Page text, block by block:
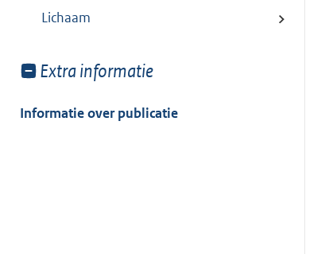
van:
Lichaam
Toon
van:
Extra informatie
Informatie over publicatie